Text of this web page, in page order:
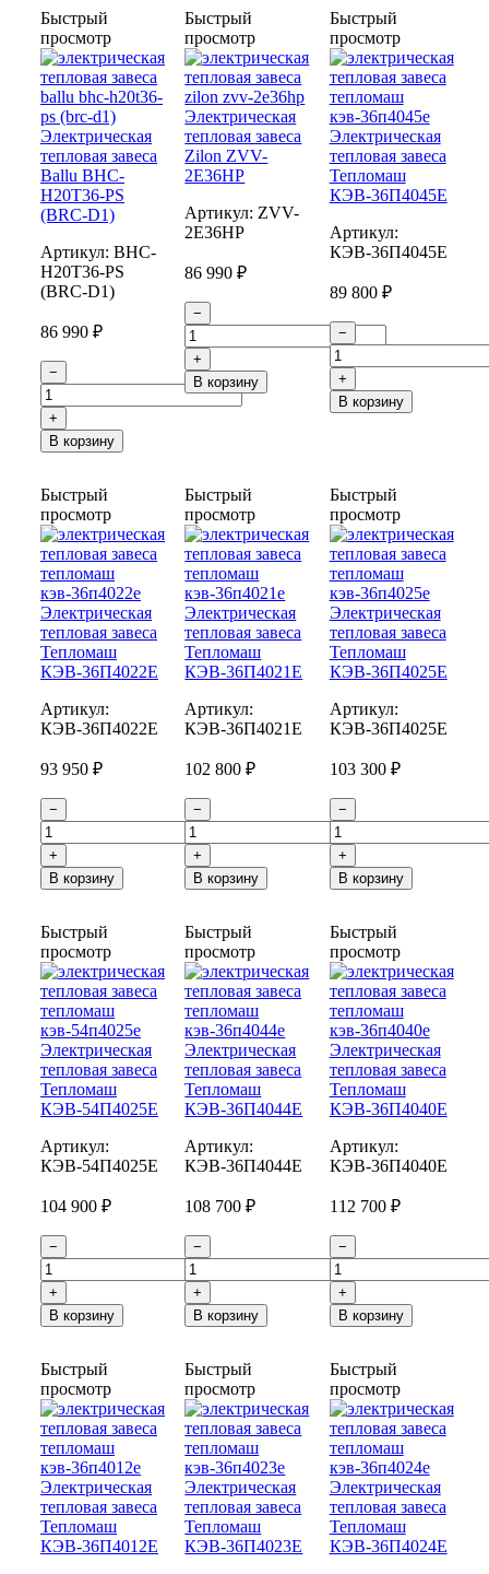
Быстрый
просмотр
Электрическая
тепловая завеса
Ballu BHC-
H20T36-PS
(BRC-D1)
Артикул: BHC-
H20T36-PS
(BRC-D1)
86 990 ₽
−
+
В корзину
Быстрый
просмотр
Электрическая
тепловая завеса
Zilon ZVV-
2E36HP
Артикул: ZVV-
2E36HP
86 990 ₽
−
+
В корзину
Быстрый
просмотр
Электрическая
тепловая завеса
Тепломаш
КЭВ-36П4045Е
Артикул:
КЭВ-36П4045E
89 800 ₽
−
+
В корзину
Быстрый
просмотр
Электрическая
тепловая завеса
Тепломаш
КЭВ-36П4022Е
Артикул:
КЭВ-36П4022E
93 950 ₽
−
+
В корзину
Быстрый
просмотр
Электрическая
тепловая завеса
Тепломаш
КЭВ-36П4021Е
Артикул:
КЭВ-36П4021E
102 800 ₽
−
+
В корзину
Быстрый
просмотр
Электрическая
тепловая завеса
Тепломаш
КЭВ-36П4025Е
Артикул:
КЭВ-36П4025E
103 300 ₽
−
+
В корзину
Быстрый
просмотр
Электрическая
тепловая завеса
Тепломаш
КЭВ-54П4025Е
Артикул:
КЭВ-54П4025E
104 900 ₽
−
+
В корзину
Быстрый
просмотр
Электрическая
тепловая завеса
Тепломаш
КЭВ-36П4044Е
Артикул:
КЭВ-36П4044E
108 700 ₽
−
+
В корзину
Быстрый
просмотр
Электрическая
тепловая завеса
Тепломаш
КЭВ-36П4040Е
Артикул:
КЭВ-36П4040E
112 700 ₽
−
+
В корзину
Быстрый
просмотр
Электрическая
тепловая завеса
Тепломаш
КЭВ-36П4012Е
Быстрый
просмотр
Электрическая
тепловая завеса
Тепломаш
КЭВ-36П4023Е
Быстрый
просмотр
Электрическая
тепловая завеса
Тепломаш
КЭВ-36П4024Е